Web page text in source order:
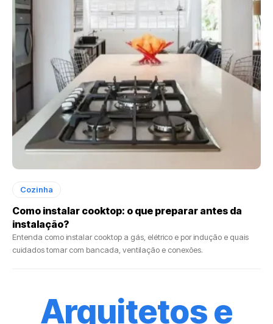
Cozinha
Como instalar cooktop: o que preparar antes da
instalação?
Entenda como instalar cooktop a gás, elétrico e por indução e quais
cuidados tomar com bancada, ventilação e conexões.
Arquitetos e